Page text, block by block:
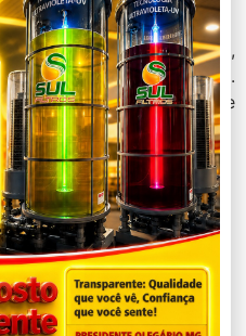
terá uma partida em Ubá,
20 de julho, 15h.
em Patos de Minas diante
20, às 20h.